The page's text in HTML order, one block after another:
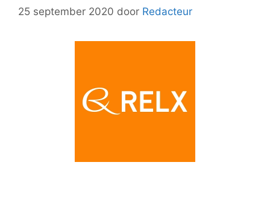
25 september 2020 door Redacteur